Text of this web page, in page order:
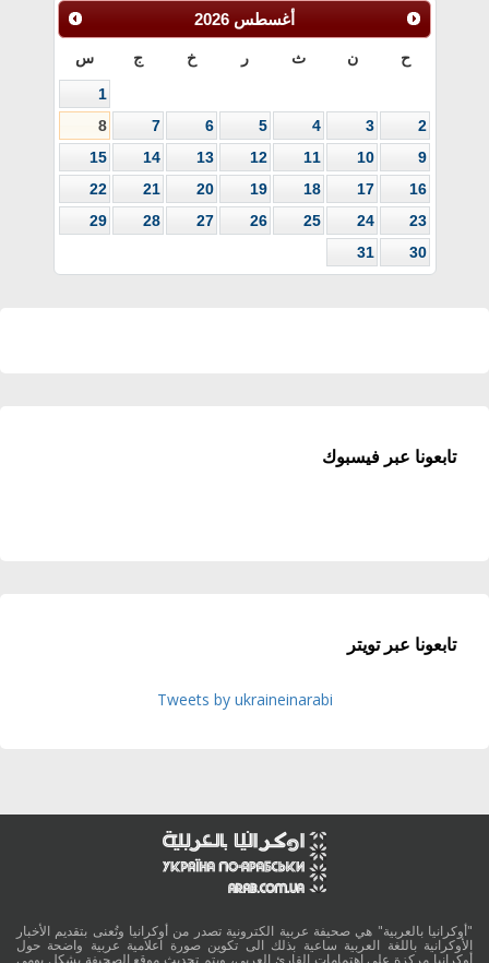
أغسطس 2026
ح ن ث ر خ ج س
1
2
3
4
5
6
7
8
9
10
11
12
13
14
15
16
17
18
19
20
21
22
23
24
25
26
27
28
29
30
31
تابعونا عبر فيسبوك
تابعونا عبر تويتر
Tweets by ukraineinarabi
"أوكرانيا بالعربية" هي صحيفة عربية الكترونية تصدر من أوكرانيا وتُعنى بتقديم الأخبار
الأوكرانية باللغة العربية ساعية بذلك الى تكوين صورة اعلامية عربية واضحة حول